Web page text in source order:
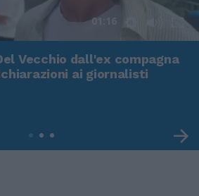
01:16
Vecchio dall'ex compagna
ai giornalisti